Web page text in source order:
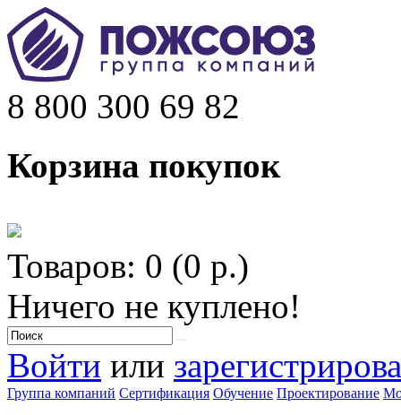
8 800 300 69 82
Корзина покупок
Товаров: 0 (0 р.)
Ничего не куплено!
Войти или
Группа компаний Сертификация Обучение Проектирование